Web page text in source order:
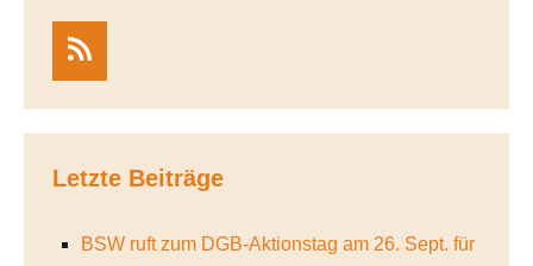
Letzte Beiträge
BSW ruft zum DGB-Aktionstag am 26. Sept. für